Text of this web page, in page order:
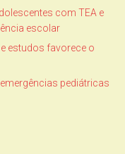
com TEA e
escolar
estudos favorece o
pediátricas